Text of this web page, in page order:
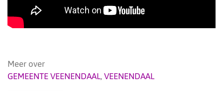
Meer over
GEMEENTE VEENENDAAL, VEENENDAAL